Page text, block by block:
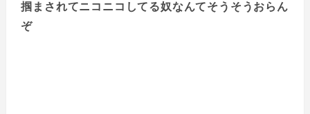
掴まされてニコニコしてる奴なんてそうそうおらん
ぞ